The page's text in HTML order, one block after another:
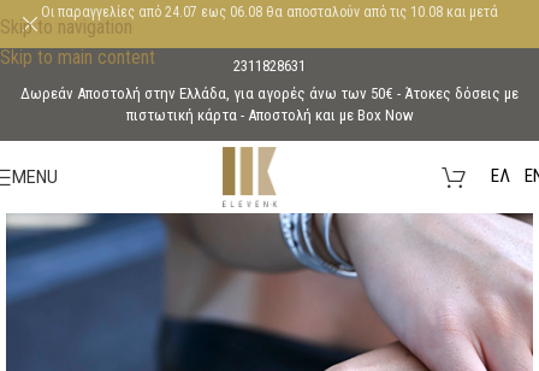
Skip to navigation
Skip to main content
Οι παραγγελίες από 24.07 εως 06.08 θα αποσταλούν από τις 10.08 και μετά
2311828631
Δωρεάν Αποστολή στην Ελλάδα, για αγορές άνω των 50€ - Άτοκες δόσεις με
πιστωτική κάρτα - Aποστολή και με Box Now
MENU EΛ